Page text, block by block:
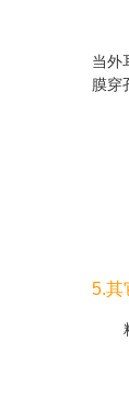
当外
膜穿
5.其